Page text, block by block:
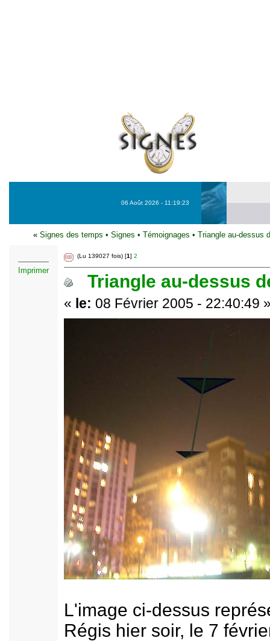
06 Août 2026 - 11:19:23
« Signes des temps • Signes • Témoignages • Triangle au-dessus
Imprimer
(Lu 139027 fois) [1] 2
Triangle au-dessus
« le: 08 Février 2005 - 22:40:49
L'image ci-dessus
Régis hier soir, le 7